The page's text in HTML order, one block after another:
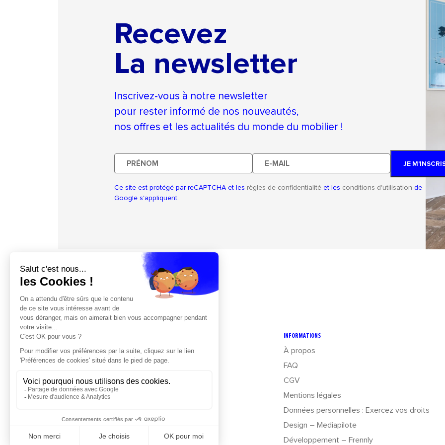
Recevez
La newsletter
Inscrivez-vous à notre newsletter
pour rester informé de nos nouveautés,
nos offres et les actualités du monde du mobilier !
Prénom
E-
mail
JE
Ce site est protégé par reCAPTCHA et les règles de confidentialitéet les conditions d'utilisation de
Google s'appliquent.
INFORMATIONS
À propos
FAQ
CGV
Mentions légales
Données personnelles : Exercez vos droits
Design – Mediapilote
Développement – Frennly